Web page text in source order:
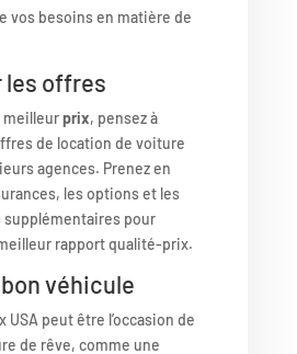
vos besoins en matière de
les offres
meilleurprix, pensez à
de location de voiture
agences. Prenez en
les options et les
pour
rapport qualité-prix.
véhicule
USA peut être l’occasion de
de rêve, comme une